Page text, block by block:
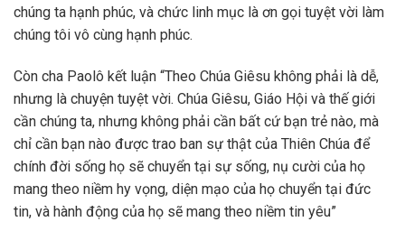
chúng ta hạnh phúc, và chức linh mục là ơn gọi tuyệt vời làm
chúng tôi vô cùng hạnh phúc.
Còn cha Paolô kết luận “Theo Chúa Giêsu không phải là dễ,
nhưng là chuyện tuyệt vời. Chúa Giêsu, Giáo Hội và thế giới
cần chúng ta, nhưng không phải cần bất cứ bạn trẻ nào, mà
chỉ cần bạn nào được trao ban sự thật của Thiên Chúa để
chính đời sống họ sẽ chuyển tại sự sống, nụ cười của họ
mang theo niềm hy vọng, diện mạo của họ chuyển tại đức
tin, và hành động của họ sẽ mang theo niềm tin yêu”